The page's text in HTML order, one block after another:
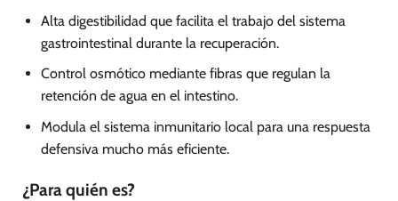
Alta digestibilidad que facilita el trabajo del sistema
gastrointestinal durante la recuperación.
Control osmótico mediante fibras que regulan la
retención de agua en el intestino.
Modula el sistema inmunitario local para una respuesta
defensiva mucho más eficiente.
¿Para quién es?